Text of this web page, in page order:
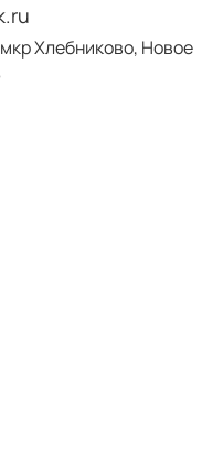
Хлебниково, Новое